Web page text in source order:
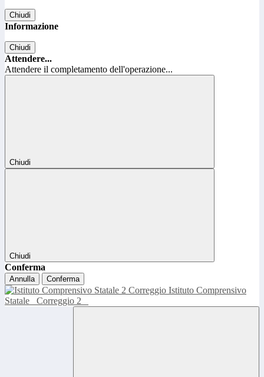
Chiudi
Informazione
Chiudi
Attendere...
Attendere il completamento dell'operazione...
Chiudi
Chiudi
Conferma
Annulla Conferma
Istituto Comprensivo
Statale
Correggio 2